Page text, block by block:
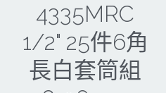
4335MRC
1/2" 25件6角
長白套筒組